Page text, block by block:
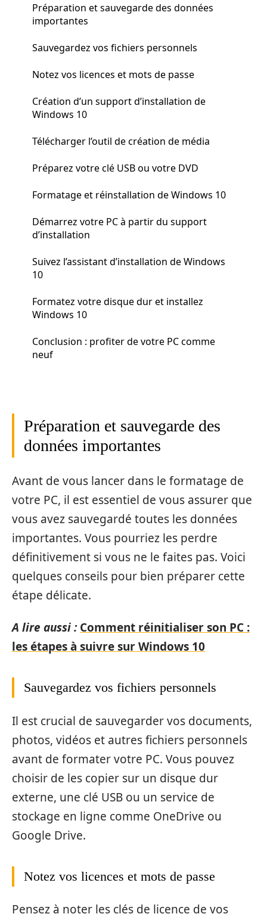
Préparation et sauvegarde des données
importantes
Sauvegardez vos fichiers personnels
Notez vos licences et mots de passe
Création d’un support d’installation de
Windows 10
Télécharger l’outil de création de média
Préparez votre clé USB ou votre DVD
Formatage et réinstallation de Windows 10
Démarrez votre PC à partir du support
d’installation
Suivez l’assistant d’installation de Windows
10
Formatez votre disque dur et installez
Windows 10
Conclusion : profiter de votre PC comme
neuf
Préparation et sauvegarde des
données importantes
Avant de vous lancer dans le formatage de
votre PC, il est essentiel de vous assurer que
vous avez sauvegardé toutes les données
importantes. Vous pourriez les perdre
définitivement si vous ne le faites pas. Voici
quelques conseils pour bien préparer cette
étape délicate.
A lire aussi : Comment réinitialiser son PC :
les étapes à suivre sur Windows 10
Sauvegardez vos fichiers personnels
Il est crucial de sauvegarder vos documents,
photos, vidéos et autres fichiers personnels
avant de formater votre PC. Vous pouvez
choisir de les copier sur un disque dur
externe, une clé USB ou un service de
stockage en ligne comme OneDrive ou
Google Drive.
Notez vos licences et mots de passe
Pensez à noter les clés de licence de vos